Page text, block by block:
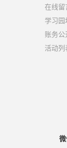
在线留
学习园
账务公
活动列